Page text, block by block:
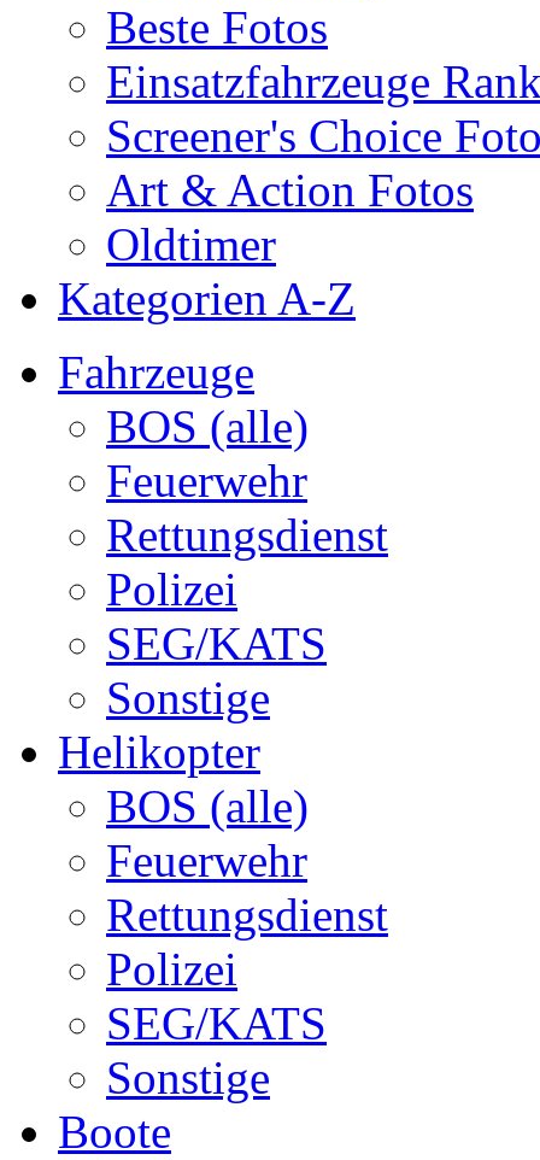
Beste Fotos
Einsatzfahrzeuge
Screener's Choice
Art & Action Fotos
Oldtimer
Kategorien A-Z
Fahrzeuge
BOS (alle)
Feuerwehr
Rettungsdienst
Polizei
SEG/KATS
Sonstige
Helikopter
BOS (alle)
Feuerwehr
Rettungsdienst
Polizei
SEG/KATS
Sonstige
Boote